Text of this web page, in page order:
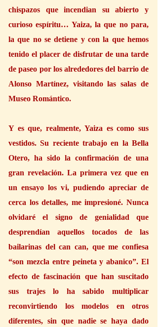
chispazos que incendian su abierto y
curioso espíritu… Yaiza, la que no para,
la que no se detiene y con la que hemos
tenido el placer de disfrutar de una tarde
de paseo por los alrededores del barrio de
Alonso Martínez, visitando las salas de
Museo Romántico.
Y es que, realmente, Yaiza es como sus
vestidos. Su reciente trabajo en la Bella
Otero, ha sido la confirmación de una
gran revelación. La primera vez que en
un ensayo los vi, pudiendo apreciar de
cerca los detalles, me impresioné. Nunca
olvidaré el signo de genialidad que
desprendían aquellos tocados de las
bailarinas del can can, que me confiesa
“son mezcla entre peineta y abanico”. El
efecto de fascinación que han suscitado
sus trajes lo ha sabido multiplicar
reconvirtiendo los modelos en otros
diferentes, sin que nadie se haya dado